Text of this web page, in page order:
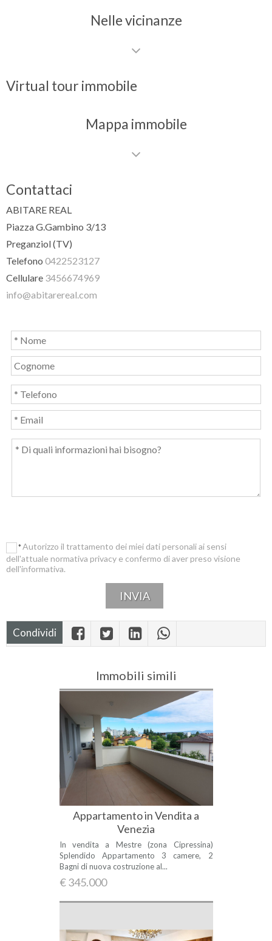
Nelle vicinanze
Virtual tour immobile
Mappa immobile
Contattaci
ABITARE REAL
Piazza G.Gambino 3/13
Preganziol (TV)
Telefono 0422523127
Cellulare 3456674969
info@abitarereal.com
*Autorizzo il trattamento dei miei dati personali ai sensi
dell'attuale normativa privacy e confermo di aver preso visione
dell'informativa.
Condividi
Immobili simili
Appartamento in Vendita a
Venezia
In vendita a Mestre (zona Cipressina)
Splendido Appartamento 3 camere, 2
Bagni di nuova costruzione al...
€ 345.000